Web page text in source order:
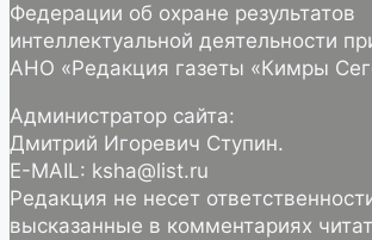
Федерации об охране результатов
интеллектуальной деятельности
АНО «Редакция газеты «Кимры
Администратор сайта:
Дмитрий Игоревич Ступин.
E-MAIL: ksha@list.ru
Редакция не несет
высказанные в комментариях